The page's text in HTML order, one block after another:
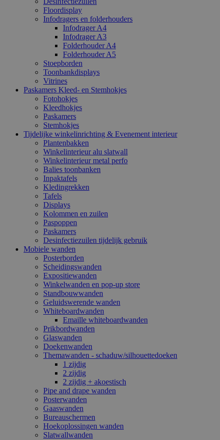
Floordisplay
Infodragers en folderhouders
Infodrager A4
Infodrager A3
Folderhouder A4
Folderhouder A5
Stoepborden
Toonbankdisplays
Vitrines
Paskamers Kleed- en Stemhokjes
Fotohokjes
Kleedhokjes
Paskamers
Stemhokjes
Tijdelijke winkelinrichting & Evenement interieur
Plantenbakken
Winkelinterieur alu slatwall
Winkelinterieur metal perfo
Balies toonbanken
Inpaktafels
Kledingrekken
Tafels
Displays
Kolommen en zuilen
Paspoppen
Paskamers
Desinfectiezuilen tijdelijk gebruik
Mobiele wanden
Posterborden
Scheidingswanden
Expositiewanden
Winkelwanden en pop-up store
Standbouwwanden
Geluidswerende wanden
Whiteboardwanden
Emaille whiteboardwanden
Prikbordwanden
Glaswanden
Doekenwanden
Themawanden - schaduw/silhouettedoeken
1 zijdig
2 zijdig
2 zijdig + akoestisch
Pipe and drape wanden
Posterwanden
Gaaswanden
Bureauschermen
Hoekoplossingen wanden
Slatwallwanden